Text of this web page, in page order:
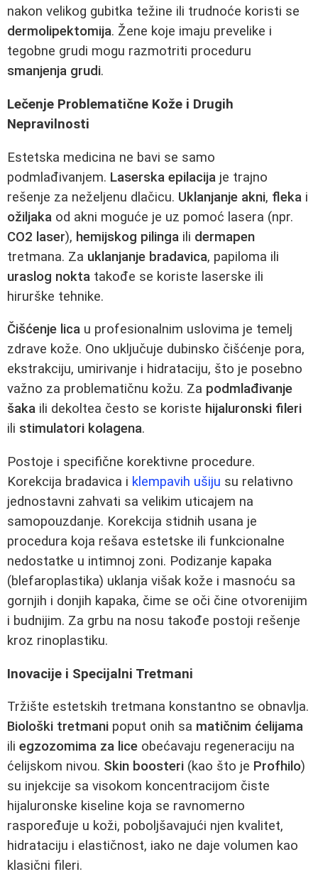
nakon velikog gubitka težine ili trudnoće koristi se
dermolipektomija. Žene koje imaju prevelike i
tegobne grudi mogu razmotriti proceduru
smanjenja grudi.
Lečenje Problematične Kože i Drugih
Nepravilnosti
Estetska medicina ne bavi se samo
podmlađivanjem. Laserska epilacija je trajno
rešenje za neželjenu dlačicu. Uklanjanje akni, fleka i
ožiljaka od akni moguće je uz pomoć lasera (npr.
CO2 laser), hemijskog pilinga ili dermapen
tretmana. Za uklanjanje bradavica, papiloma ili
uraslog nokta takođe se koriste laserske ili
hirurške tehnike.
Čišćenje lica u profesionalnim uslovima je temelj
zdrave kože. Ono uključuje dubinsko čišćenje pora,
ekstrakciju, umirivanje i hidrataciju, što je posebno
važno za problematičnu kožu. Za podmlađivanje
šaka ili dekoltea često se koriste hijaluronski fileri
ili stimulatori kolagena.
Postoje i specifične korektivne procedure.
Korekcija bradavica i klempavih ušiju su relativno
jednostavni zahvati sa velikim uticajem na
samopouzdanje. Korekcija stidnih usana je
procedura koja rešava estetske ili funkcionalne
nedostatke u intimnoj zoni. Podizanje kapaka
(blefaroplastika) uklanja višak kože i masnoću sa
gornjih i donjih kapaka, čime se oči čine otvorenijim
i budnijim. Za grbu na nosu takođe postoji rešenje
kroz rinoplastiku.
Inovacije i Specijalni Tretmani
Tržište estetskih tretmana konstantno se obnavlja.
Biološki tretmani poput onih sa matičnim ćelijama
ili egzozomima za lice obećavaju regeneraciju na
ćelijskom nivou. Skin boosteri (kao što je Profhilo)
su injekcije sa visokom koncentracijom čiste
hijaluronske kiseline koja se ravnomerno
raspoređuje u koži, poboljšavajući njen kvalitet,
hidrataciju i elastičnost, iako ne daje volumen kao
klasični fileri.